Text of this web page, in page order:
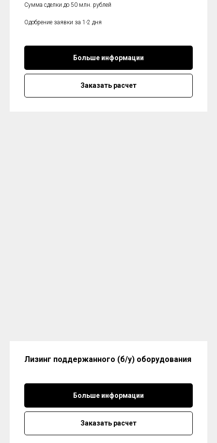
Сумма сделки до 50 млн. рублей
Одобрение заявки за 1-2 дня
Больше информации
Заказать расчет
Лизинг поддержанного (б/у) оборудования
Больше информации
Заказать расчет